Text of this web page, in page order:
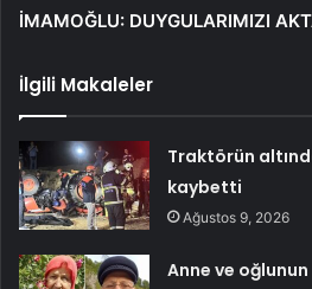
İMAMOĞLU: DUYGULARIMIZI
İlgili Makaleler
Traktörün
kaybetti
Ağustos 9, 2026
Anne ve